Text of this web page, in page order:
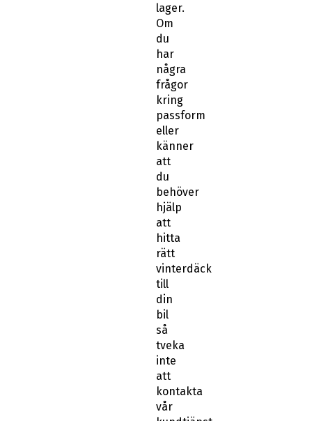
lager.
Om
du
har
några
frågor
kring
passform
eller
känner
att
du
behöver
hjälp
att
hitta
rätt
vinterdäck
till
din
bil
så
tveka
inte
att
kontakta
vår